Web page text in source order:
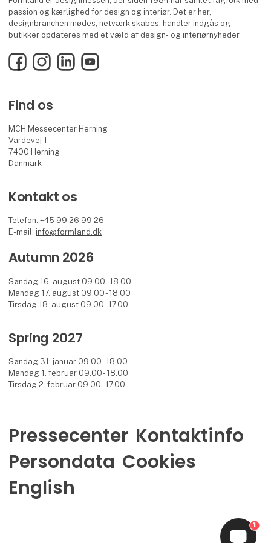
passion og kærlighed for design og interiør. Det er her,
designbranchen mødes, netværk skabes, handler indgås og
butikker opdateres med et væld af design- og interiørnyheder.
FacebookInstagramLinkedInYouTube
Find os
MCH Messecenter Herning
Vardevej 1
7400 Herning
Danmark
Kontakt os
Telefon: +45 99 26 99 26
E-mail: info@formland.dk
Autumn 2026
Søndag 16. august 09.00 - 18.00
Mandag 17. august 09.00 - 18.00
Tirsdag 18. august 09.00 - 17.00
Spring 2027
Søndag 31. januar 09.00 - 18.00
Mandag 1. februar 09.00 - 18.00
Tirsdag 2. februar 09.00 - 17.00
Pressecenter Kontaktinfo
Persondata Cookies
English
1